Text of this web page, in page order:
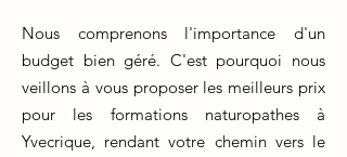
Nous comprenons l'importance d'un
budget bien géré. C'est pourquoi nous
veillons à vous proposer les meilleurs prix
pour les formations naturopathes à
Yvecrique, rendant votre chemin vers le